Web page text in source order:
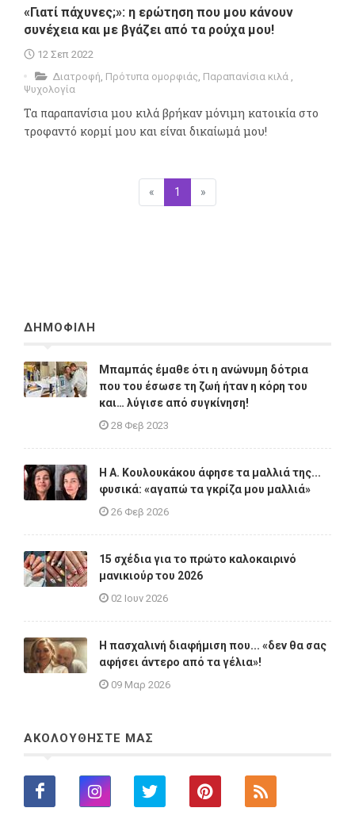
«Γιατί πάχυνες;»: η ερώτηση που μου κάνουν
συνέχεια και με βγάζει από τα ρούχα μου!
12 Σεπ 2022
Διατροφή Πρότυπα ομορφιάς Παραπανίσια κιλά
Ψυχολογία
Τα παραπανίσια μου κιλά βρήκαν μόνιμη κατοικία στο
τροφαντό κορμί μου και είναι δικαίωμά μου!
« Προηγούμενη
1 (επιλεγμένη)
»
ΔΗΜΟΦΙΛΗ
Μπαμπάς έμαθε ότι η ανώνυμη δότρια
που του έσωσε τη ζωή ήταν η κόρη του
και… λύγισε από συγκίνηση!
28 Φεβ 2023
Η A. Κουλουκάκου άφησε τα μαλλιά της...
φυσικά: «αγαπώ τα γκρίζα μου μαλλιά»
26 Φεβ 2026
15 σχέδια για το πρώτο καλοκαιρινό
μανικιούρ του 2026
02 Ιουν 2026
Η πασχαλινή διαφήμιση που... «δεν θα σας
αφήσει άντερο από τα γέλια»!
09 Μαρ 2026
ΑΚΟΛΟΥΘΗΣΤΕ ΜΑΣ